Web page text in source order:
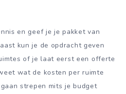
en geef je je pakket van
kun je de opdracht geven
of je laat eerst een offerte
wat de kosten per ruimte
strepen mits je budget